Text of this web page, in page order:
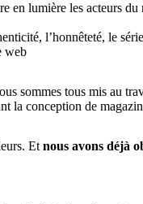
en lumière les acteurs
l’honnêteté, le
web
sommes tous mis au
la conception de
Et nous avons déjà